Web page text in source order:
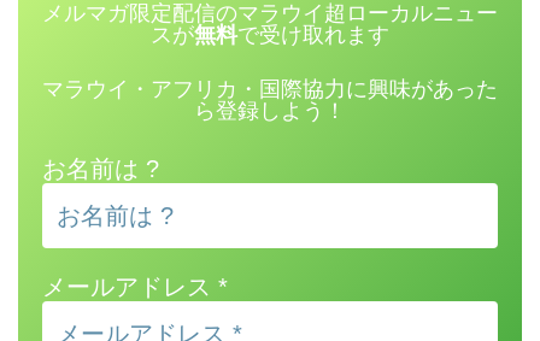
メルマガ限定配信のマラウイ超ローカルニュー
スが無料で受け取れます
マラウイ・アフリカ・国際協力に興味があった
ら登録しよう！
お名前は ?
メールアドレス *